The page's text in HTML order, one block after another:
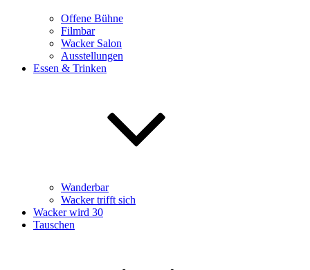
Offene Bühne
Filmbar
Wacker Salon
Ausstellungen
Essen & Trinken
Wanderbar
Wacker trifft sich
Wacker wird 30
Tauschen